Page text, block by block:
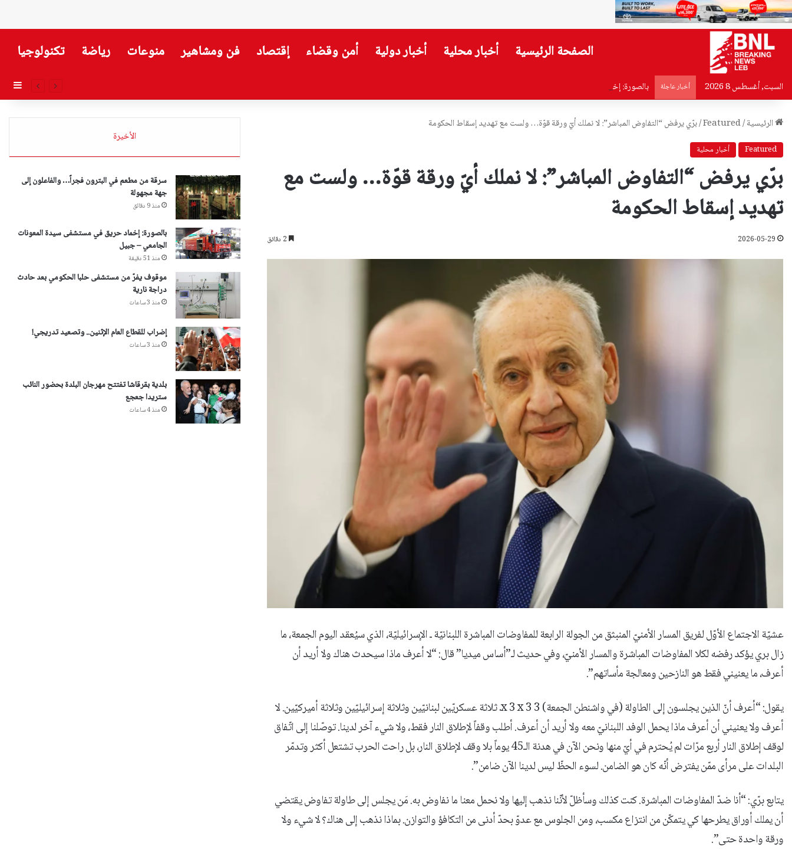
الصفحة الرئيسية أخبار محلية أخبار دولية أمن وقضاء إقتصاد فن ومشاهير منوعات رياضة تكنولوجيا
السبت, أغسطس 8 2026 أخبار عاجلة بالصورة: إخماد حريق في مستشفى سيدة المعونات الجامعي – جبيل
الرئيسية/
Featured
/برّي يرفض “التفاوض المباشر”: لا نملك أيّ ورقة قوّة… ولست مع تهديد إسقاط الحكومة
Featured أخبار محلية
برّي يرفض “التفاوض المباشر”: لا نملك أيّ ورقة قوّة… ولست مع
تهديد إسقاط الحكومة
2026-05-29
عشيّة الاجتماع الأوّل لفريق المسار الأمنيّ المنبثق من الجولة الرابعة للمفاوضات المباشرة اللبنانيّة ـ الإسرائيليّة، الذي سيُعقد اليوم الجمعة، ما
زال بري يؤكد رفضه لكلا المفاوضات المباشرة والمسار الأمنيّ، وفي حديث لـ”أساس ميديا” قال: “لا أعرف ماذا سيحدث هناك ولا أريد أن
أعرف، ما يعنيني فقط هو النازحين ومعالجة مأساتهم”.
يقول: “أعرف أنّ الذين يجلسون إلى الطاولة (في واشنطن الجمعة) 3 x 3 x 3. ثلاثة عسكريّين لبنانيّين وثلاثة إسرائيليّين وثلاثة أميركيّين. لا
أعرف ولا يعنيني أن أعرف ماذا يحمل الوفد اللبنانيّ معه ولا أريد أن أعرف. أطلب وقفاً لإطلاق النار فقط، ولا شيء آخر لدينا. توصّلنا إلى اتّفاق
لوقف إطلاق النار أربع مرّات لم يُحترم في أيّ منها ونحن الآن في هدنة الـ45 يوماً بلا وقف لإطلاق النار، بل راحت الحرب تشتعل أكثر وتدمّر
البلدات على مرأى ممّن يفترض أنّه كان هو الضامن. لسوء الحظّ ليس لدينا الآن ضامن”.
يتابع برّي: “أنا ضدّ المفاوضات المباشرة. كنت كذلك وسأظلّ لأنّنا نذهب إليها ولا نحمل معنا ما نفاوض به. مَن يجلس إلى طاولة تفاوض يقتضي
أن يملك أوراق يطرحها كي يتمكّن من انتزاع مكسب، ومن الجلوس مع عدوّ بحدّ أدنى من التكافؤ والتوازن. بماذا نذهب إلى هناك؟ لا شيء ولا
ورقة واحدة حتى”.
الأخيرة
سرقة من مطعم في البترون فجراً… والفاعلون إلى
جهة مجهولة
منذ 9 دقائق
بالصورة: إخماد حريق في مستشفى سيدة المعونات
الجامعي – جبيل
منذ 51 دقيقة
موقوف يفرّ من مستشفى حلبا الحكومي بعد حادث
دراجة نارية
منذ 3 ساعات
إضراب للقطاع العام الإثنين.. وتصعيد تدريجي!
منذ 3 ساعات
بلدية بقرقاشا تفتتح مهرجان البلدة بحضور النائب
ستريدا جعجع
منذ 4 ساعات